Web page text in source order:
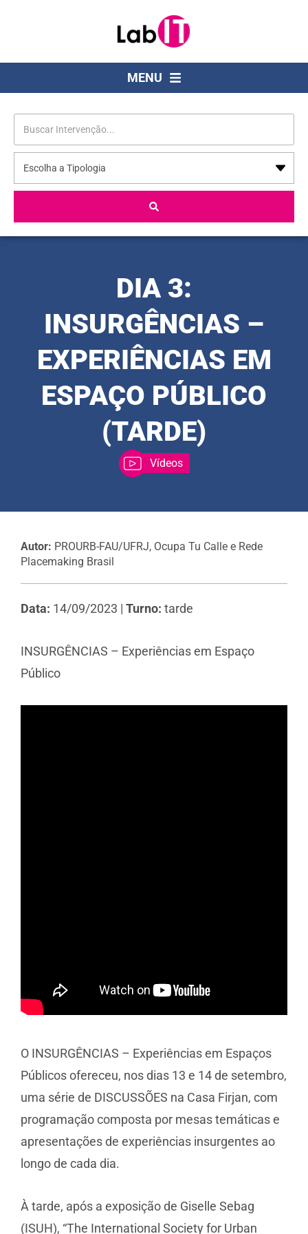
MENU
DIA 3:
INSURGÊNCIAS –
EXPERIÊNCIAS EM
ESPAÇO PÚBLICO
(TARDE)
Vídeos
Autor: PROURB-FAU/UFRJ, Ocupa Tu Calle e Rede
Placemaking Brasil
Data: 14/09/2023 | Turno: tarde
INSURGÊNCIAS – Experiências em Espaço
Público
O INSURGÊNCIAS – Experiências em Espaços
Públicos ofereceu, nos dias 13 e 14 de setembro,
uma série de DISCUSSÕES na Casa Firjan, com
programação composta por mesas temáticas e
apresentações de experiências insurgentes ao
longo de cada dia.
À tarde, após a exposição de Giselle Sebag
(ISUH), “The International Society for Urban